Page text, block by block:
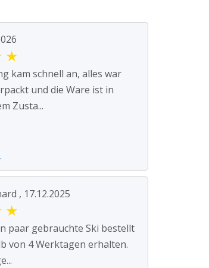
★
kam schnell an, alles war
und die Ware ist in
Zusta...
, 17.12.2025
★
paar gebrauchte Ski bestellt
von 4 Werktagen erhalten.